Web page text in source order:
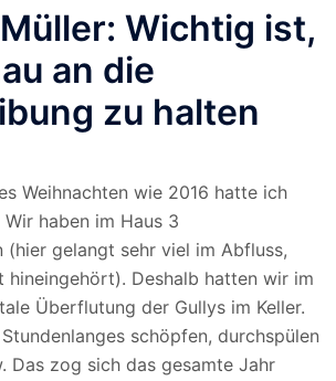
Wichtig ist,
an die
zu halten
Weihnachten wie 2016 hatte ich
haben im Haus 3
(hier gelangt sehr viel im Abfluss,
hineingehört). Deshalb hatten wir im
Überflutung der Gullys im Keller.
schöpfen, durchspülen
Das zog sich das gesamte Jahr